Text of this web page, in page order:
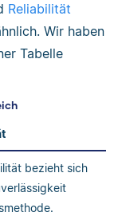
Reliabilität
Wir haben
Tabelle
bezieht sich